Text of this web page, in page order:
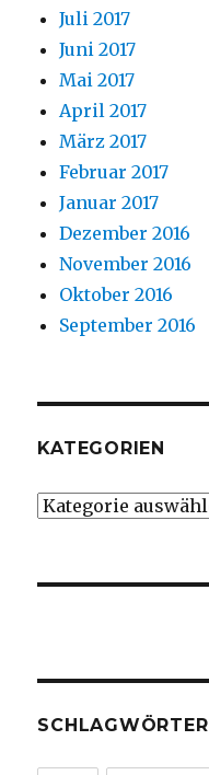
Juli 2017
Juni 2017
Mai 2017
April 2017
März 2017
Februar 2017
Januar 2017
Dezember 2016
November 2016
Oktober 2016
September 2016
KATEGORIEN
Kategorien
SCHLAGWÖRTER